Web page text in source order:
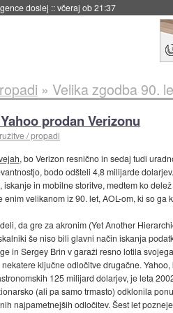
inteligence::včeraj ob 21:23
» Velika zgodba 90.
prodan Verizonu
/ propadi
, bo Verizon resnično in sedaj tudi
bodo odšteli 4,8 milijarde
in mobilne storitve, medtem ko
velikanom iz 90. let, AOL-om, ki so ga
da gre za akronim (Yet Another
še niso bili glavni način iskanja
in Sergey Brin v garaži resno lotila
ključne odločitve drugačne.
125 milijard dolarjev, je leta
(ali pa samo trmasto) odklonila
najpametnejših odločitev. Šest let